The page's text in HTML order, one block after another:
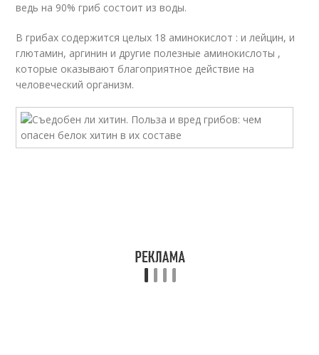
ведь на 90% гриб состоит из воды.
В грибах содержится целых 18 аминокислот : и лейцин, и
глютамин, аргинин и другие полезные аминокислоты ,
которые оказывают благоприятное действие на
человеческий организм.